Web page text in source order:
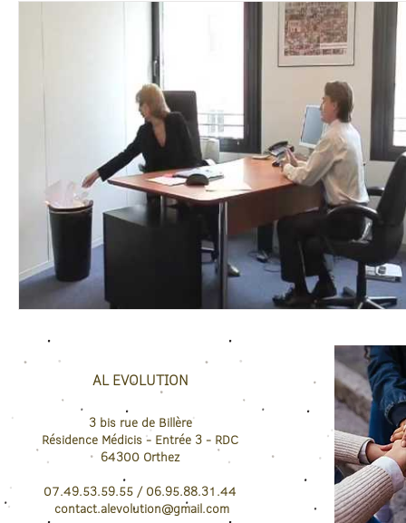
AL EVOLUTION
3 bis rue de Billère
Résidence Médicis - Entrée 3 - RDC
64300 Orthez
07.49.53.59.55 / 06.95.88.31.44
contact.alevolution@gmail.com